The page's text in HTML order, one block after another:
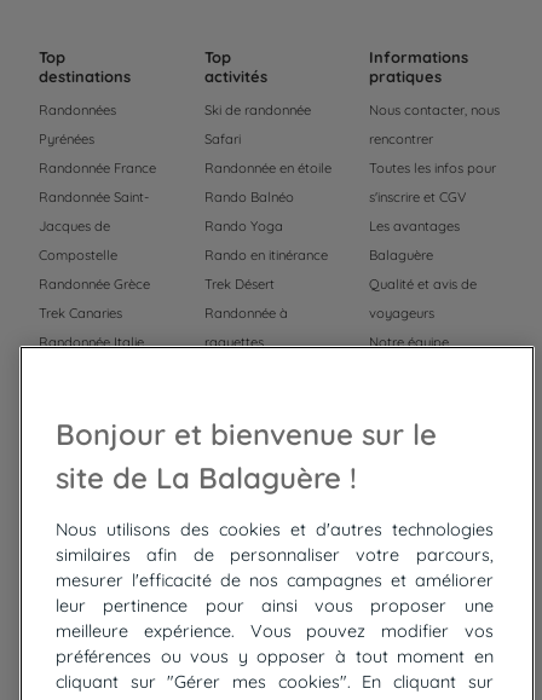
Top
destinations
Randonnées
Pyrénées
Randonnée France
Randonnée Saint-
Jacques de
Compostelle
Randonnée Grèce
Trek Canaries
Randonnée Italie
Trek Mauritanie
Top
activités
Ski de randonnée
Safari
Randonnée en étoile
Rando Balnéo
Rando Yoga
Rando en itinérance
Trek Désert
Randonnée à
raquettes
Trek
Informations
pratiques
Nous contacter, nous
rencontrer
Toutes les infos pour
s'inscrire et CGV
Les avantages
Balaguère
Qualité et avis de
voyageurs
Notre équipe
Top
circuits
Tour du lac de Constance à vélo
Cyclades : Amorgos et Naxos
Randonnée aux Bardenas Reales
De Collioure à Cadaquès à pied
Bonjour et bienvenue sur le
site de La Balaguère !
Nous utilisons des cookies et d'autres technologies
similaires afin de personnaliser votre parcours,
mesurer l'efficacité de nos campagnes et améliorer
leur pertinence pour ainsi vous proposer une
meilleure expérience. Vous pouvez modifier vos
préférences ou vous y opposer à tout moment en
cliquant sur "Gérer mes cookies". En cliquant sur